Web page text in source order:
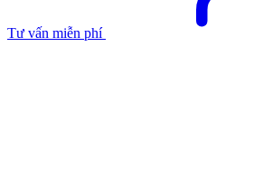
Tư vấn miễn phí